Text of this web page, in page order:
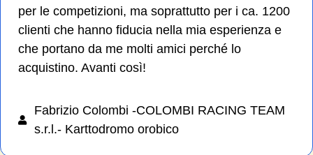
per le competizioni, ma soprattutto per i ca. 1200
clienti che hanno fiducia nella mia esperienza e
che portano da me molti amici perché lo
acquistino. Avanti così!
Fabrizio Colombi -COLOMBI RACING TEAM
s.r.l.- Karttodromo orobico